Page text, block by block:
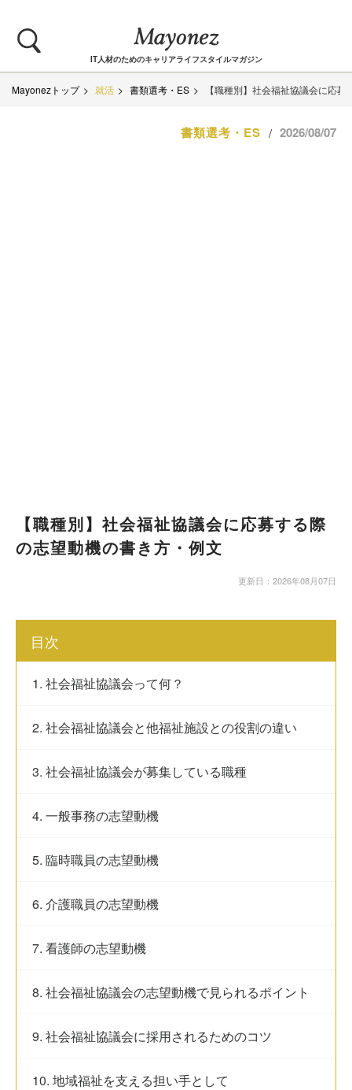
IT人材のためのキャリアライフスタイルマガジン
Mayonezトップ 就活 書類選考・ES 【職種別】社会福祉協議会に応
書類選考・ES / 2026/08/07
【職種別】社会福祉協議会に応募する際
の志望動機の書き方・例文
更新日：2026年08月07日
目次
1. 社会福祉協議会って何？
2. 社会福祉協議会と他福祉施設との役割の違い
3. 社会福祉協議会が募集している職種
4. 一般事務の志望動機
5. 臨時職員の志望動機
6. 介護職員の志望動機
7. 看護師の志望動機
8. 社会福祉協議会の志望動機で見られるポイント
9. 社会福祉協議会に採用されるためのコツ
10. 地域福祉を支える担い手として